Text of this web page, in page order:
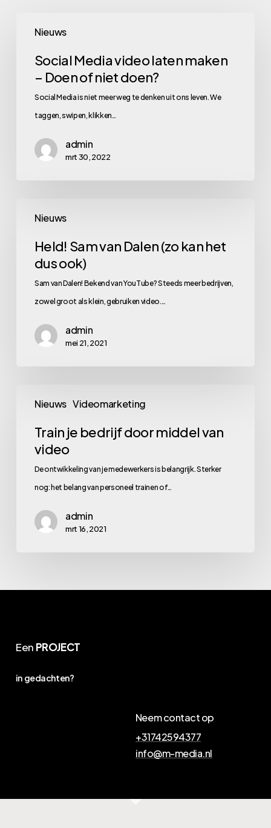
Nieuws
Media
video
laten
maken
Social Media video laten maken
– Doen of niet doen?
Social Media is niet meer weg te denken uit ons leven. We
taggen, swipen, klikken…
admin
mrt 30, 2022
Nieuws
Sam
Dalen
Held! Sam van Dalen (zo kan het
dus ook)
Sam van Dalen! Bekend van YouTube? Steeds meer bedrijven,
zowel groot als klein, gebruiken video.…
admin
mei 21, 2021
Nieuws Videomarketing
bedrijf
door
middel
Train je bedrijf door middel van
video
De ontwikkeling van je medewerkers is belangrijk. Sterker
nog: het belang van personeel trainen of…
admin
mrt 16, 2021
Een PROJECT
in gedachten?
Neem contact op
+31742594377
info@m-media.nl